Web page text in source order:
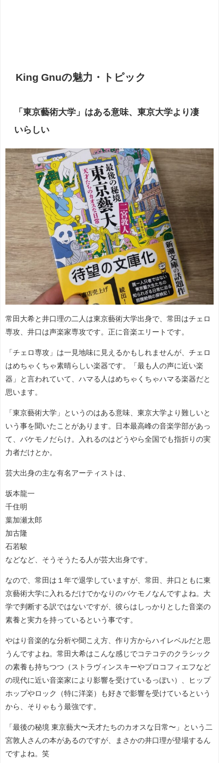
King Gnuの魅力・トピック
「東京藝術大学」はある意味、東京大学より凄
いらしい
常田大希と井口理の二人は東京藝術大学出身で、常田はチェロ
専攻、井口は声楽家専攻です。正に音楽エリートです。
「チェロ専攻」は一見地味に見えるかもしれませんが、チェロ
はめちゃくちゃ素晴らしい楽器です。「最も人の声に近い楽
器」と言われていて、ハマる人はめちゃくちゃハマる楽器だと
思います。
「東京藝術大学」というのはある意味、東京大学より難しいと
いう事を聞いたことがあります。日本最高峰の音楽学部があっ
て、バケモノだらけ。入れるのはどうやら全国でも指折りの実
力者だけとか。
芸大出身の主な有名アーティストは、
坂本龍一
千住明
葉加瀬太郎
加古隆
石若駿
などなど、そうそうたる人が芸大出身です。
なので、常田は１年で退学していますが、常田、井口ともに東
京藝術大学に入れるだけでかなりのバケモノなんですよね。大
学で判断する訳ではないですが、彼らはしっかりとした音楽の
素養と実力を持っているという事です。
やはり音楽的な分析や聞こえ方、作り方からハイレベルだと思
うんですよね。常田大希はこんな感じでコテコテのクラシック
の素養も持ちつつ（ストラヴィンスキーやプロコフィエフなど
の現代に近い音楽家により影響を受けているっぽい）、ヒップ
ホップやロック（特に洋楽）も好きで影響を受けているという
から、そりゃもう最強です。
「最後の秘境 東京藝大〜天才たちのカオスな日常〜」という二
宮敦人さんの本があるのですが、まさかの井口理が登場するん
ですよね。笑